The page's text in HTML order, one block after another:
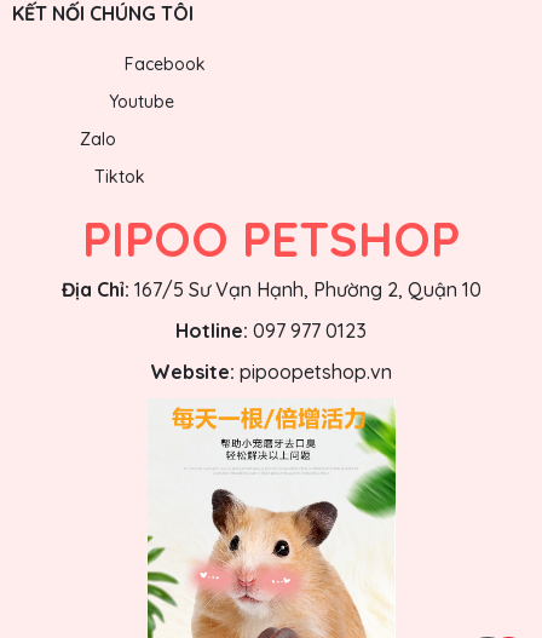
KẾT NỐI CHÚNG TÔI
Facebook
Youtube
Zalo
Tiktok
PIPOO PETSHOP
Địa Chỉ: 167/5 Sư Vạn Hạnh, Phường 2, Quận 10
Hotline: 097 977 0123
Website: pipoopetshop.vn